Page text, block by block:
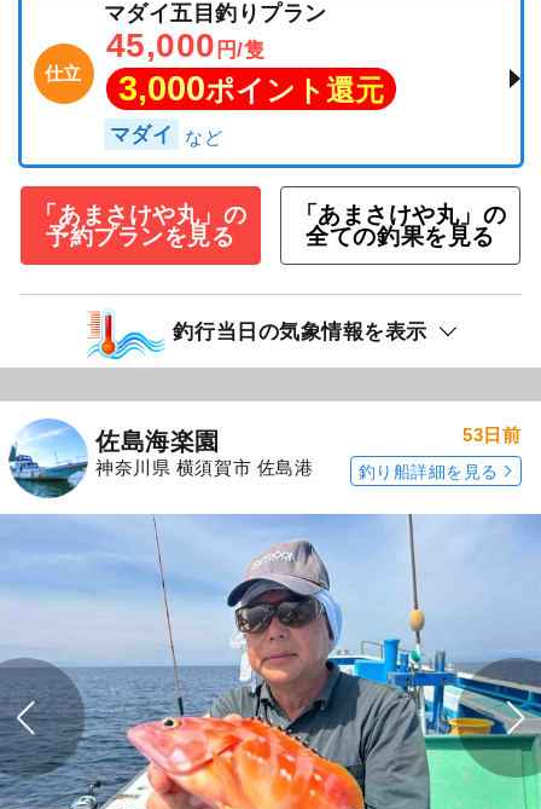
仕立
マダイ五目釣りプラン
45,000 円/隻
3,000ポイント還元
マダイ
「あまさけや丸」の
予約プランを見る
「あまさけや丸」の
全ての釣果を見る
釣行当日の気象情報を表示
佐島海楽園
神奈川県 横須賀市 佐島港
53日前
釣り船詳細を見る